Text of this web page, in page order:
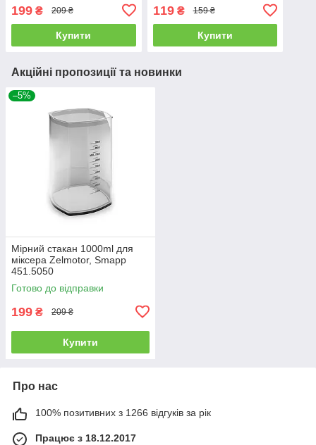
199 ₴ 209 ₴
Купити
119₴ 159 ₴
Купити
Акційні пропозиції та новинки
–5%
Мірний стакан 1000ml для
міксера Zelmotor, Smapp
451.5050
Готово до відправки
199 ₴ 209 ₴
Купити
Про нас
100% позитивних з 1266 відгуків за рік
Працює з 18.12.2017